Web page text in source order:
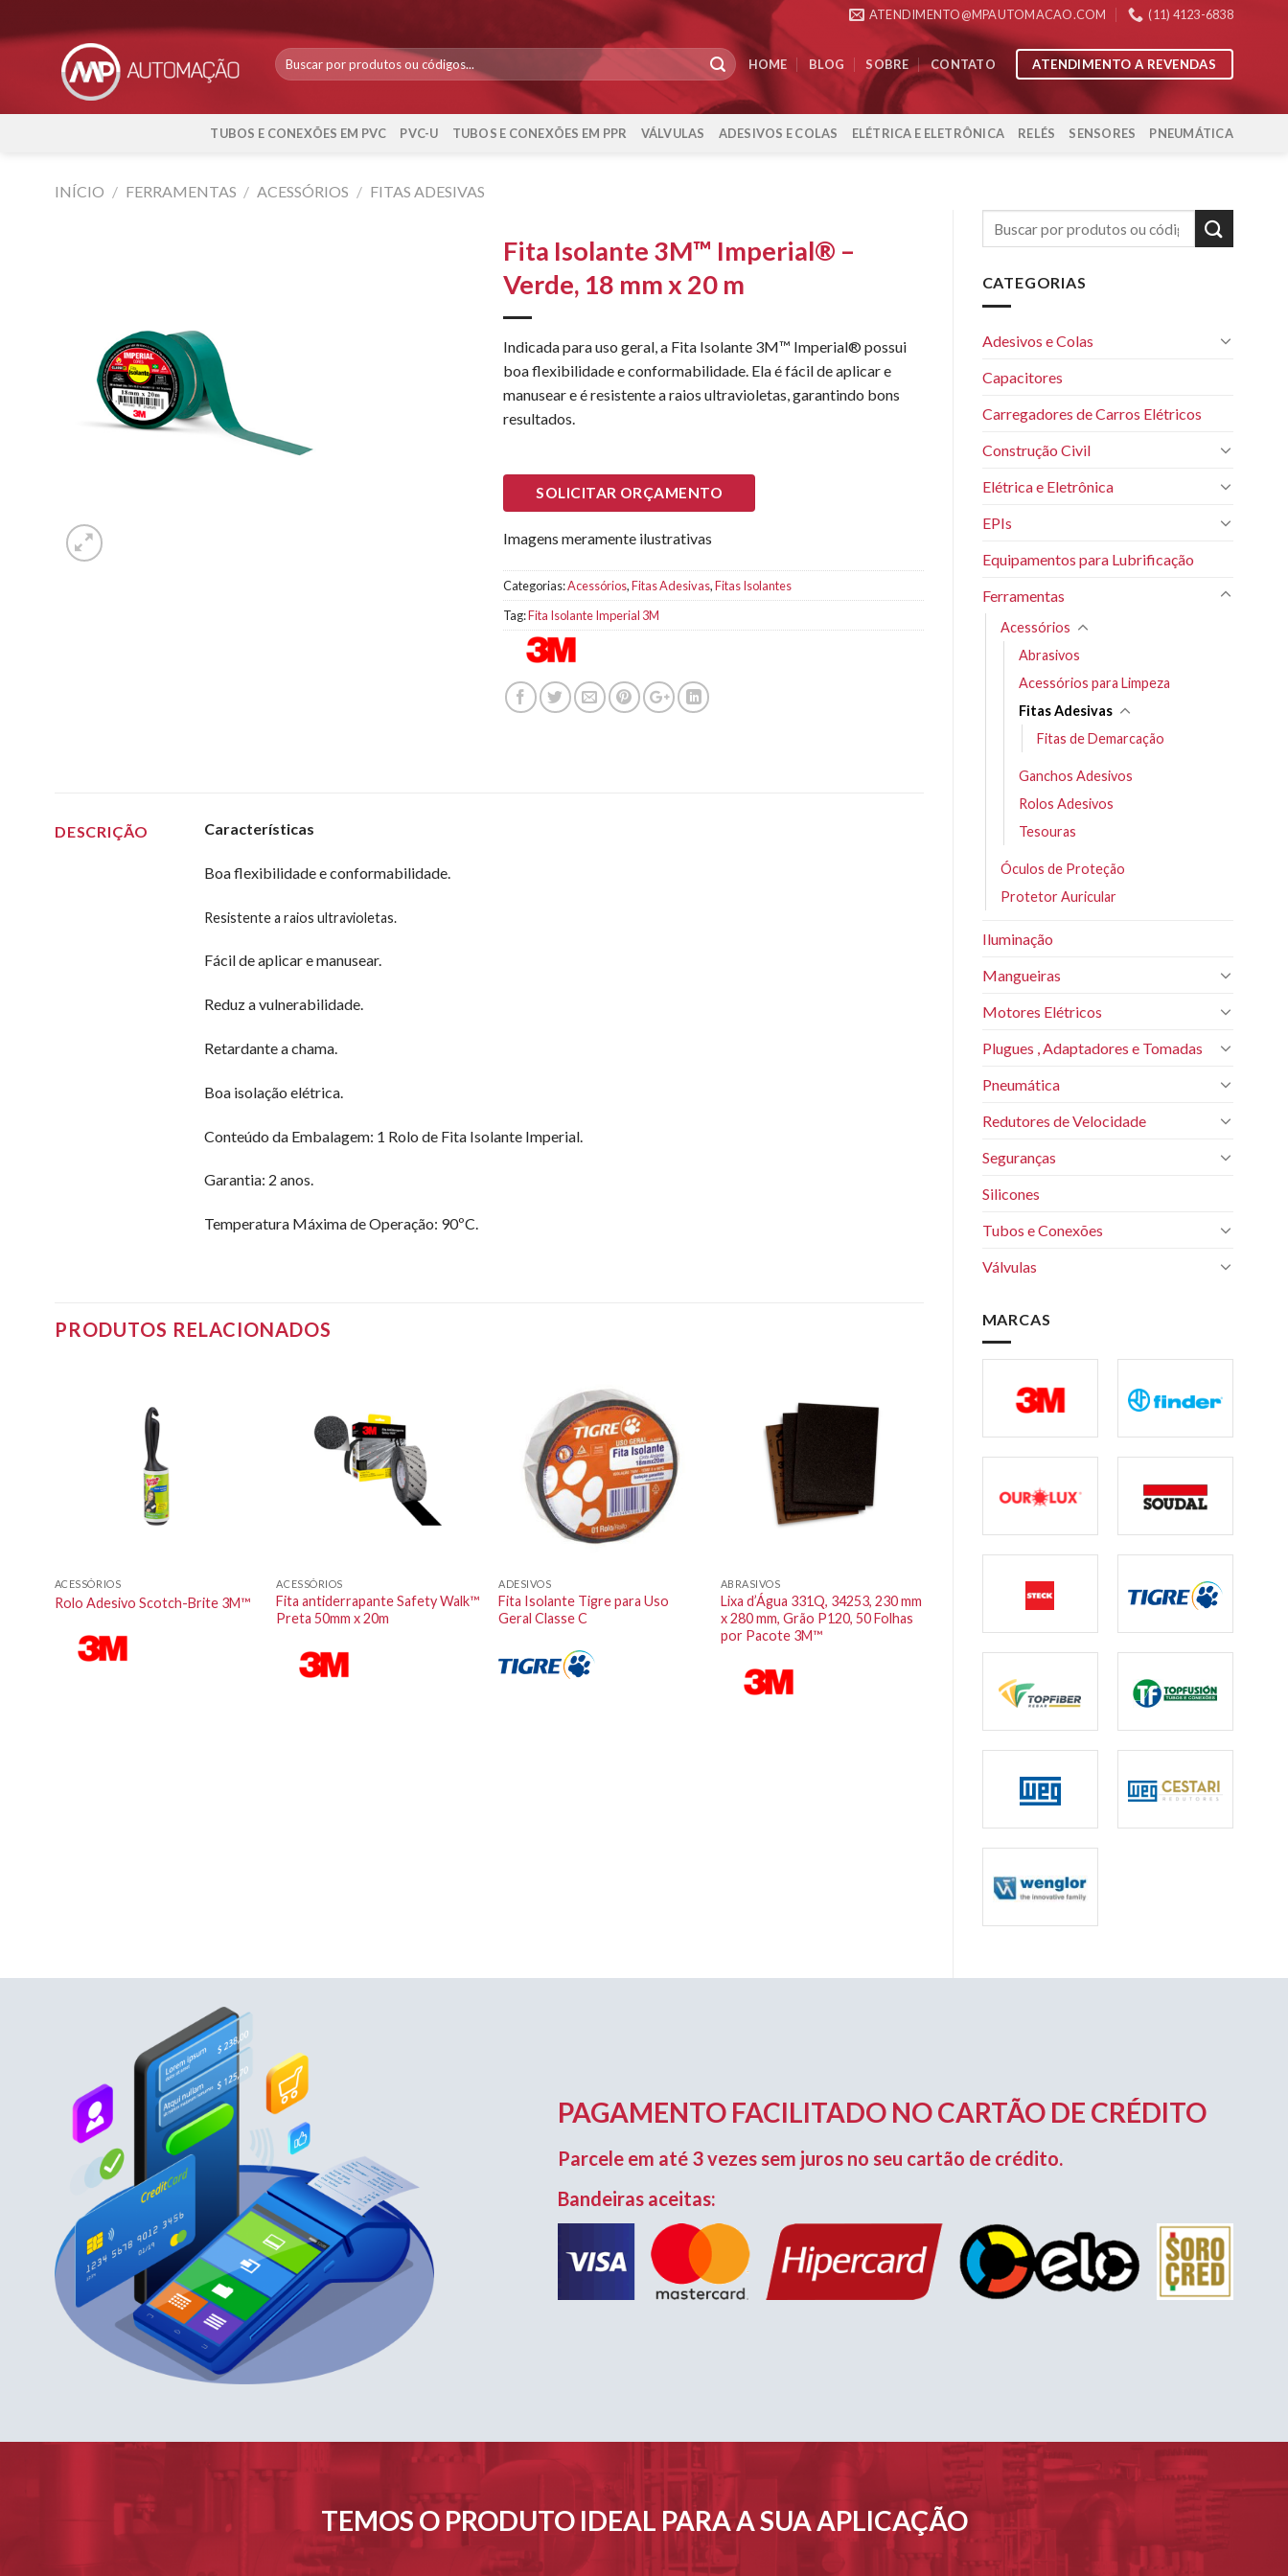
to
ATENDIMENTO@MPAUTOMACAO.COM (11) 4123-6838
HOME BLOG SOBRE CONTATO ATENDIMENTO A REVENDAS
TUBOS E CONEXÕES EM PVC PVC-U TUBOS E CONEXÕES EM PPR VÁLVULAS ADESIVOS E COLAS ELÉTRICA E ELETRÔNICA RELÉS SENSORES PNEUMÁTICA
INÍCIO / FERRAMENTAS / ACESSÓRIOS / FITAS ADESIVAS
CATEGORIAS
Adesivos e Colas
Capacitores
Carregadores de Carros Elétricos
Construção Civil
Elétrica e Eletrônica
EPIs
Equipamentos para Lubrificação
Ferramentas
Acessórios
Abrasivos
Acessórios para Limpeza
Fitas Adesivas
Fitas de Demarcação
Ganchos Adesivos
Rolos Adesivos
Tesouras
Óculos de Proteção
Protetor Auricular
Iluminação
Mangueiras
Motores Elétricos
Plugues , Adaptadores e Tomadas
Pneumática
Redutores de Velocidade
Seguranças
Silicones
Tubos e Conexões
Válvulas
MARCAS
Fita Isolante 3M™ Imperial® –
Verde, 18 mm x 20 m
Indicada para uso geral, a Fita Isolante 3M™ Imperial® possui
boa flexibilidade e conformabilidade. Ela é fácil de aplicar e
manusear e é resistente a raios ultravioletas, garantindo bons
resultados.
SOLICITAR ORÇAMENTO
Imagens meramente ilustrativas
Categorias:Acessórios,Fitas Adesivas,Fitas Isolantes
Tag:Fita Isolante Imperial 3M
DESCRIÇÃO Características
Boa flexibilidade e conformabilidade.
Resistente a raios ultravioletas.
Fácil de aplicar e manusear.
Reduz a vulnerabilidade.
Retardante a chama.
Boa isolação elétrica.
Conteúdo da Embalagem: 1 Rolo de Fita Isolante Imperial.
Garantia: 2 anos.
Temperatura Máxima de Operação: 90ºC.
PRODUTOS RELACIONADOS
ACESSÓRIOS
Rolo Adesivo Scotch-Brite 3M™
ACESSÓRIOS
Fita antiderrapante Safety Walk™
Preta 50mm x 20m
ADESIVOS
Fita Isolante Tigre para Uso
Geral Classe C
ABRASIVOS
Lixa d’Água 331Q, 34253, 230 mm
x 280 mm, Grão P120, 50 Folhas
por Pacote 3M™
PAGAMENTO FACILITADO NO CARTÃO DE CRÉDITO
Parcele em até 3 vezes sem juros no seu cartão de crédito.
Bandeiras aceitas:
TEMOS O PRODUTO IDEAL PARA A SUA APLICAÇÃO